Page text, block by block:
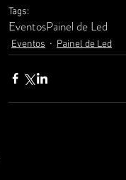
Tags:
EventosPainel de Led
Eventos Painel de Led